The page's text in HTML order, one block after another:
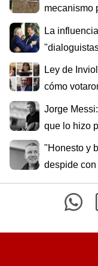
mecanismo
La
Ley de
cómo
Jorge
que lo hizo
"Honesto y
despide